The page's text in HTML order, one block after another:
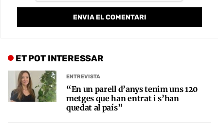
ET POT INTERESSAR
ENTREVISTA
“En un parell d’anys tenim uns 120
metges que han entrat i s’han
quedat al país”